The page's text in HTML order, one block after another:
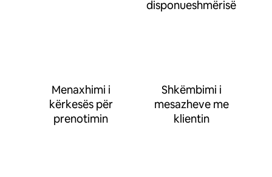
disponueshmërisë
Menaxhimi i
kërkesës për
prenotimin
Shkëmbimi i
mesazheve me
klientin